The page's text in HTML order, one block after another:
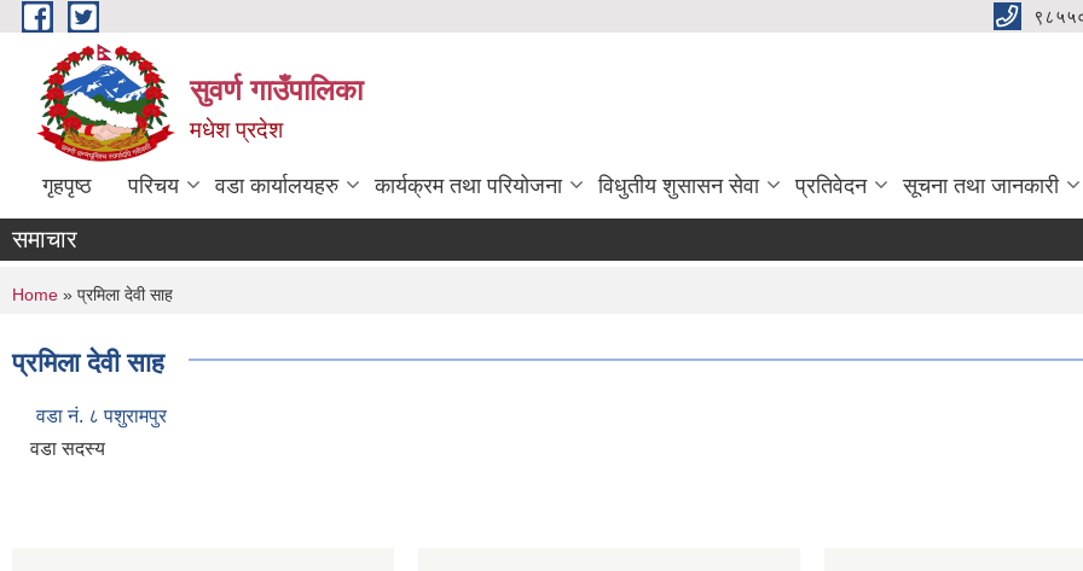
Skip to main content
सुवर्ण गाउँपालिका
मधेश प्रदेश
गृहपृष्ठ परिचय वडा कार्यालयहरु कार्यक्रम तथा परियोजना विधुतीय शुसासन सेवा प्रतिवेदन सूचना तथा जानकारी
समाचार
You are here
Home » प्रमिला देवी साह
प्रमिला देवी साह
वडा नं. ८ पशुरामपुर
वडा सदस्य